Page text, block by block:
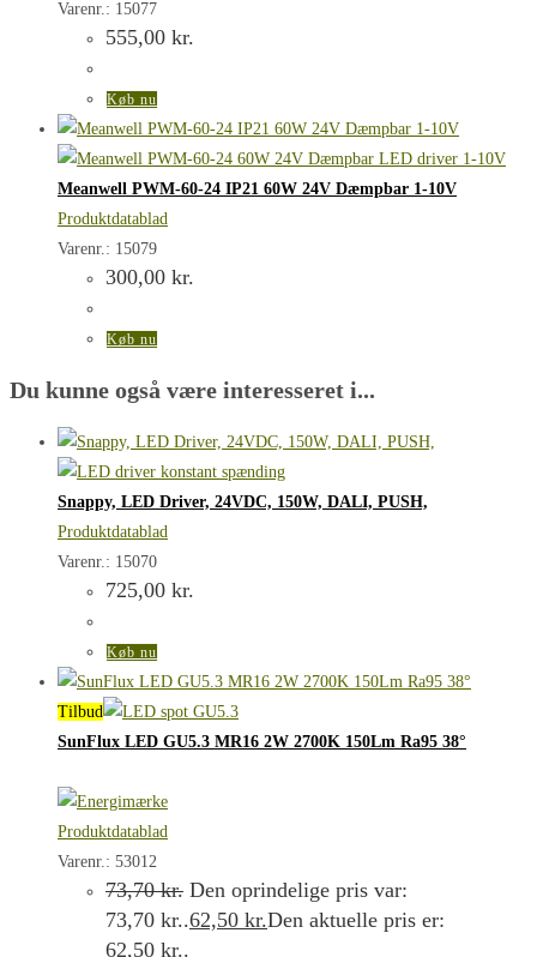
Varenr.: 15077
555,00 kr.
Køb nu
Meanwell PWM-60-24 IP21 60W 24V Dæmpbar 1-10V
Produktdatablad
Varenr.: 15079
300,00 kr.
Køb nu
Du kunne også være interesseret i...
Snappy, LED Driver, 24VDC, 150W, DALI, PUSH,
Produktdatablad
Varenr.: 15070
725,00 kr.
Køb nu
Tilbud
SunFlux LED GU5.3 MR16 2W 2700K 150Lm Ra95 38°
Produktdatablad
Varenr.: 53012
73,70kr. Den oprindelige pris var:
73,70 kr..62,50 kr.Den aktuelle pris er:
62,50 kr..